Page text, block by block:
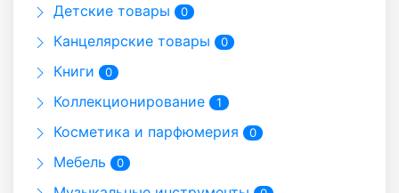
Детские товары 0
Канцелярские товары 0
Книги 0
Коллекционирование 1
Косметика и парфюмерия 0
Мебель 0